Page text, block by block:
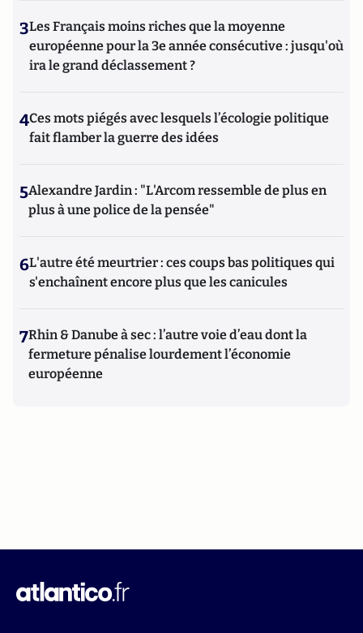
3Les Français moins riches que la moyenne
européenne pour la 3e année consécutive : jusqu'où
ira le grand déclassement ?
4Ces mots piégés avec lesquels l’écologie politique
fait flamber la guerre des idées
5Alexandre Jardin : "L'Arcom ressemble de plus en
plus à une police de la pensée"
6L'autre été meurtrier : ces coups bas politiques qui
s'enchaînent encore plus que les canicules
7Rhin & Danube à sec : l’autre voie d’eau dont la
fermeture pénalise lourdement l’économie
européenne